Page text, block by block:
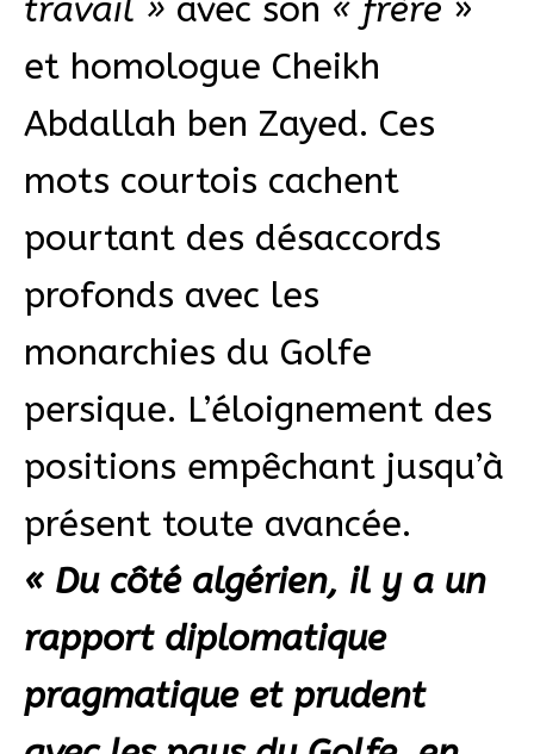
travail » avec son « frère »
et homologue Cheikh
Abdallah ben Zayed. Ces
mots courtois cachent
pourtant des désaccords
profonds avec les
monarchies du Golfe
persique. L’éloignement des
positions empêchant jusqu’à
présent toute avancée.
« Du côté algérien, il y a un
rapport diplomatique
pragmatique et prudent